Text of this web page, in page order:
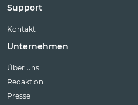
Support
Kontakt
Unternehmen
Über uns
Redaktion
Presse